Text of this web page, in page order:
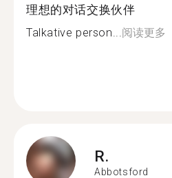
理想的对话交换伙伴
Talkative person...阅读更多
R.
Abbotsford